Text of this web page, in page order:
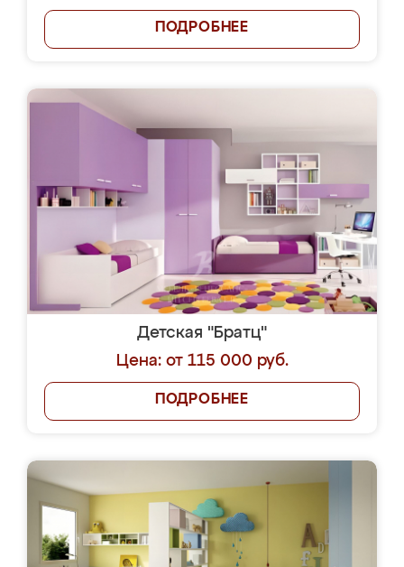
ПОДРОБНЕЕ
Детская "Братц"
Цена: от 115 000 руб.
ПОДРОБНЕЕ